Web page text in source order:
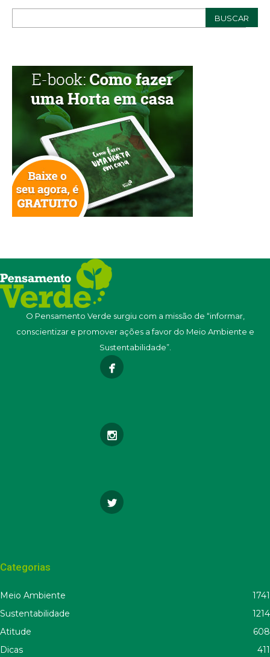
O Pensamento Verde surgiu com a missão de “informar,
conscientizar e promover ações a favor do Meio Ambiente e
Sustentabilidade”.
Categorias
Meio Ambiente
1741
Sustentabilidade
1214
Atitude
608
Dicas
411